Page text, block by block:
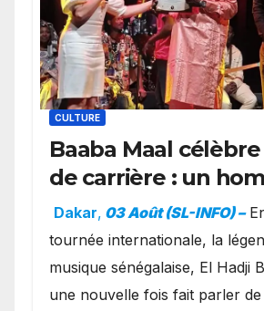
CULTURE
Baaba Maal
de carrière : un
exceptionnel à
présence de la
royale.
Dakar, 03 Août (SL-INFO) –
tournée internationale, la
musique sénégalaise, El Hadji
une nouvelle fois fait parler